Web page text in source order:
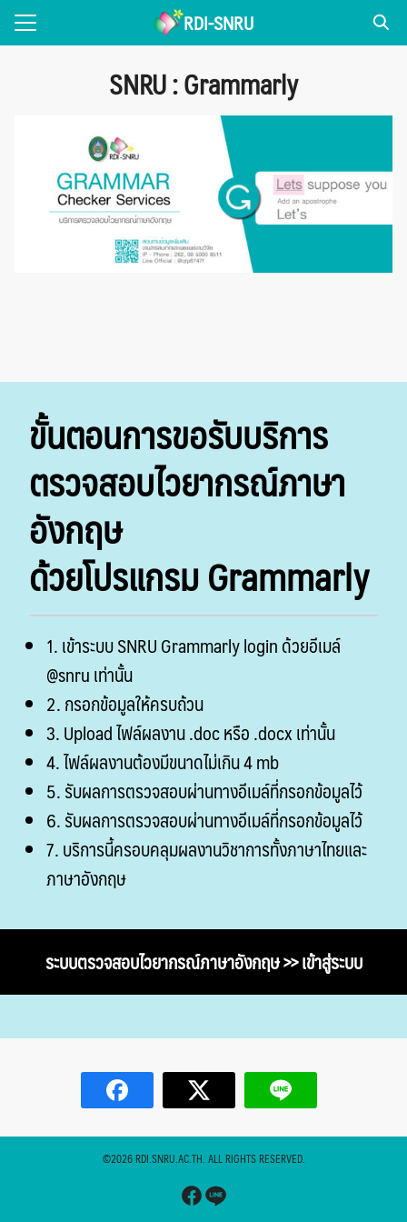
Skip
RDI-SNRU
ร่งานวิจัย
Search
SNRU : Grammarly
ขั้นตอนการขอรับบริการ
ตรวจสอบไวยากรณ์ภาษา
อังกฤษ
ด้วยโปรแกรม Grammarly
1. เข้าระบบ SNRU Grammarly login ด้วยอีเมล์
@snru เท่านั้น
2. กรอกข้อมูลให้ครบถ้วน
3. Upload ไฟล์ผลงาน .doc หรือ .docx เท่านั้น
4. ไฟล์ผลงานต้องมีขนาดไม่เกิน 4 mb
5. รับผลการตรวจสอบผ่านทางอีเมล์ที่กรอกข้อมูลไว้
6. รับผลการตรวจสอบผ่านทางอีเมล์ที่กรอกข้อมูลไว้
7. บริการนี้ครอบคลุมผลงานวิชาการทั้งภาษาไทยและ
ภาษาอังกฤษ
ระบบตรวจสอบไวยากรณ์ภาษาอังกฤษ >> เข้าสู่ระบบ
©2026 RDI.SNRU.AC.TH. ALL RIGHTS RESERVED.